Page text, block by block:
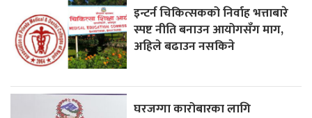
इन्टर्न चिकित्सकको निर्वाह भत्ताबारे
स्पष्ट नीति बनाउन आयोगसँग माग,
अहिले बढाउन नसकिने
घरजग्गा कारोबारका लागि